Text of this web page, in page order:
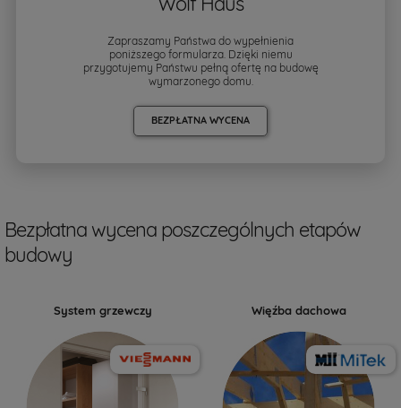
Zapraszamy Państwa do wypełnienia
poniższego formularza. Dzięki niemu
przygotujemy Państwu pełną ofertę na budowę
wymarzonego domu.
BEZPŁATNA WYCENA
Bezpłatna wycena poszczególnych etapów
budowy
System grzewczy Więźba dachowa